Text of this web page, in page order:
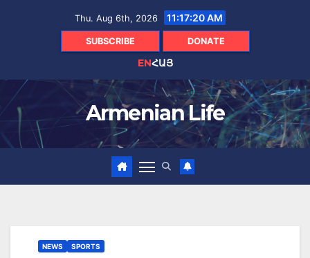
Thu. Aug 6th, 2026 11:17:21 AM
SUBSCRIBE DONATE
ENՀԱՅ
Armenian Life
NEWS SPORTS